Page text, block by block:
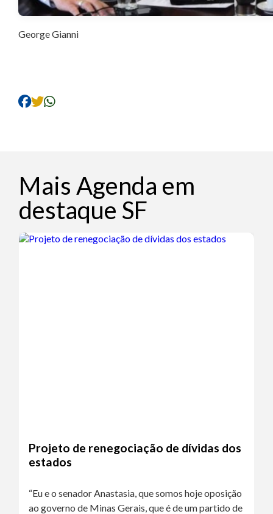
George Gianni
Mais Agenda em
destaque SF
Projeto de renegociação de dívidas dos
estados
“Eu e o senador Anastasia, que somos hoje oposição
ao governo de Minas Gerais, que é de um partido de